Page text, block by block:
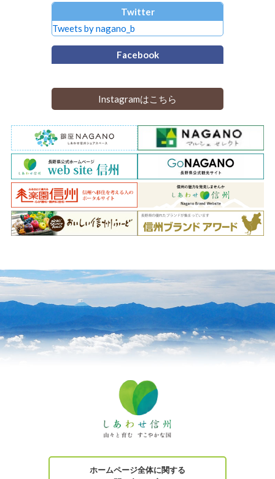
Twitter
Tweets by nagano_b
Facebook
Instagramはこちら
ホームページ全体に関する